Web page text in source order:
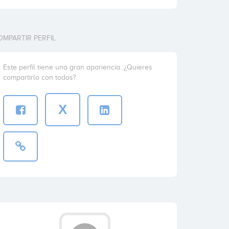
PERFIL
Este perfil tiene una gran apariencia. ¿Quieres
compartirlo con todos?
X